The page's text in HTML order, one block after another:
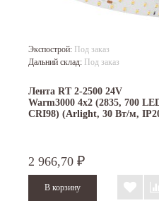
Экспострой: Под заказ
Дальний склад: Под заказ
Лента RT 2-2500 24V
Warm3000 4x2 (2835, 700
CRI98) (Arlight, 30 Вт/м,
2 966,70 ₽